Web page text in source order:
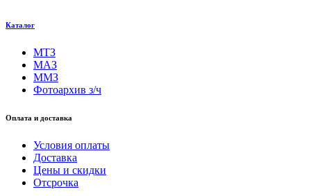
Каталог
МТЗ
МАЗ
ММЗ
Фотоархив з/ч
Оплата и доставка
Условия оплаты
Доставка
Цены и скидки
Отсрочка